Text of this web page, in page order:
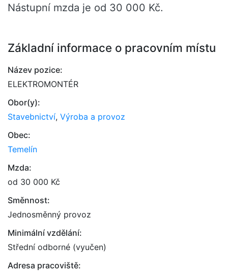
Nástupní mzda je od 30 000 Kč.
Základní informace o pracovním místu
Název pozice:
ELEKTROMONTÉR
Obor(y):
Stavebnictví, Výroba a provoz
Obec:
Temelín
Mzda:
od 30 000 Kč
Směnnost:
Jednosměnný provoz
Minimální vzdělání:
Střední odborné (vyučen)
Adresa pracoviště: